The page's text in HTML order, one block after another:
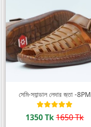
সেমি-স্যান্ডাল লেদার জুতা -8PM
1350 Tk1650 Tk